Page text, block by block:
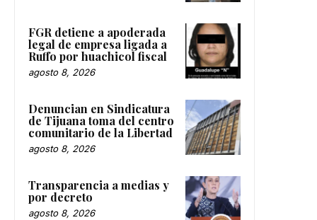
FGR detiene a apoderada
legal de empresa ligada a
Ruffo por huachicol fiscal
agosto 8, 2026
Denuncian en Sindicatura
de Tijuana toma del centro
comunitario de la Libertad
agosto 8, 2026
Transparencia a medias y
por decreto
agosto 8, 2026